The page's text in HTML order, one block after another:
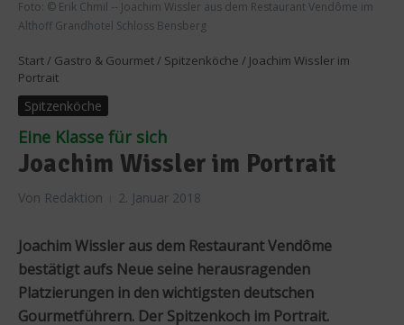
Foto: © Erik Chmil -- Joachim Wissler aus dem Restaurant Vendôme im
Althoff Grandhotel Schloss Bensberg
Start / Gastro & Gourmet / Spitzenköche / Joachim Wissler im
Portrait
Spitzenköche
Eine Klasse für sich
Joachim Wissler im Portrait
Von Redaktion 2. Januar 2018
Joachim Wissler aus dem Restaurant Vendôme
bestätigt aufs Neue seine herausragenden
Platzierungen in den wichtigsten deutschen
Gourmetführern. Der Spitzenkoch im Portrait.